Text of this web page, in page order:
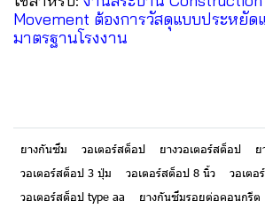
Movement ต้องการวัสดุแบบประหยั
มาตรฐานโรงงาน
ยางกันซึม วอเตอร์สต็อป ยางวอเตอร์สต็อป
ย
วอเตอร์สต็อป 3 ปุ่ม
วอเตอร์สต็อป 8 นิ้ว
วอเต
วอเตอร์สต็อป type aa
ยางกันซึมรอยต่อคอนกรีต